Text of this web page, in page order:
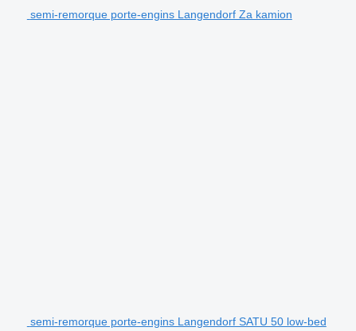
semi-remorque porte-engins Langendorf Za kamion
semi-remorque porte-engins Langendorf SATU 50 low-bed